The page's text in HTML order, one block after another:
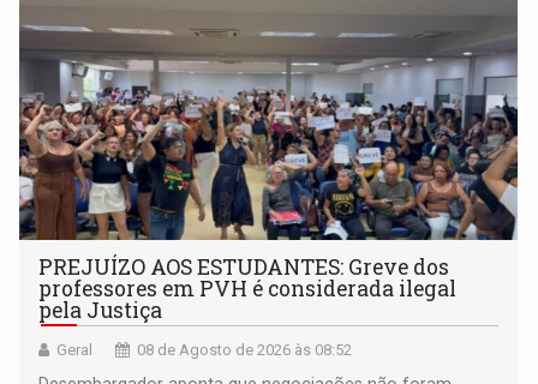
PREJUÍZO AOS ESTUDANTES: Greve dos
professores em PVH é considerada ilegal
pela Justiça
Geral 08 de Agosto de 2026 às 08:52